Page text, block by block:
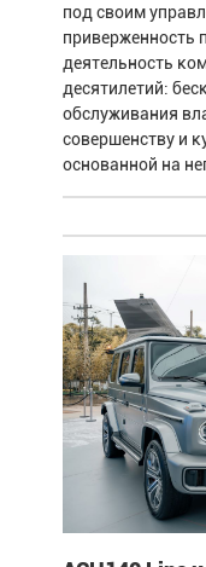
под своим
деятельность
десятилетий:
обслуживания
совершенству и
основанной на